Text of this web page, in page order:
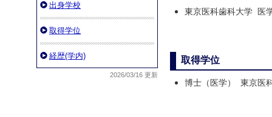
出身学校
取得学位
経歴(学内)
2026/03/16 更新
東京医科歯科大学 医
取得学位
博士（医学） 東京医